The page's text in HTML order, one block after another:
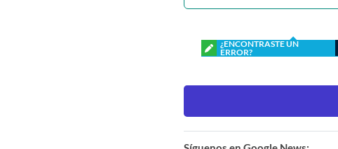
¿ENCONTRASTE UN
ERROR?